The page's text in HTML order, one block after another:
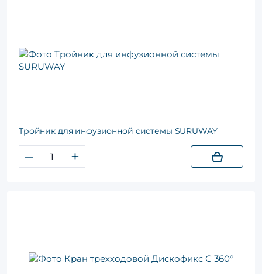
Тройник для инфузионной системы SURUWAY
– +